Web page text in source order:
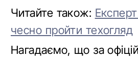
Читайте також:
чесно пройти техогляд
Нагадаємо, що за